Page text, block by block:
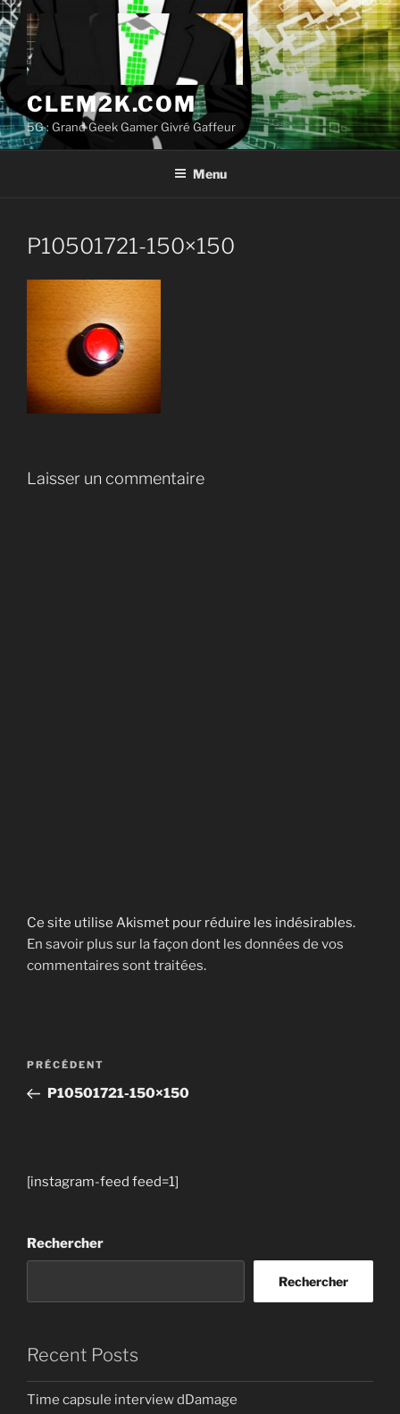
Aller
au
contenu
principal
CLEM2K.COM
5G : Grand Geek Gamer Givré Gaffeur
Menu
P10501721-150×150
Laisser un commentaire
Ce site utilise Akismet pour réduire les indésirables.
En savoir plus sur la façon dont les données de vos
commentaires sont traitées.
Navigation
l’article
Article
précédent
PRÉCÉDENT
P10501721-150×150
[instagram-feed feed=1]
Rechercher
Rechercher
Recent Posts
Time capsule interview dDamage